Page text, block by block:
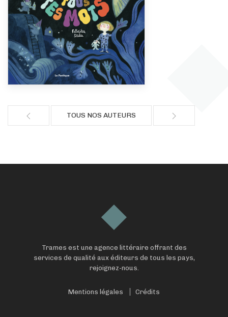
TOUS NOS AUTEURS
Trames est une agence littéraire offrant des
services de qualité aux éditeurs de tous les pays,
rejoignez-nous.
Mentions légales Crédits